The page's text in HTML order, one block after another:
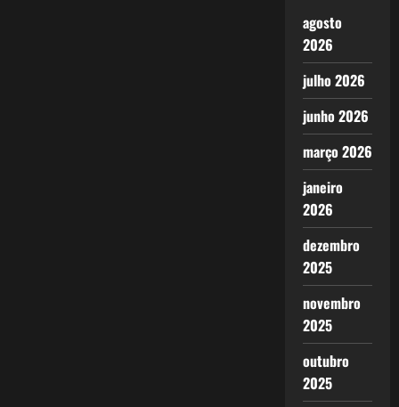
agosto
2026
julho 2026
junho 2026
março 2026
janeiro
2026
dezembro
2025
novembro
2025
outubro
2025